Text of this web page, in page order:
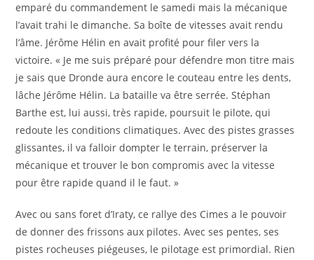
emparé du commandement le samedi mais la mécanique
l’avait trahi le dimanche. Sa boîte de vitesses avait rendu
l’âme. Jérôme Hélin en avait profité pour filer vers la
victoire. « Je me suis préparé pour défendre mon titre mais
je sais que Dronde aura encore le couteau entre les dents,
lâche Jérôme Hélin. La bataille va être serrée. Stéphan
Barthe est, lui aussi, très rapide, poursuit le pilote, qui
redoute les conditions climatiques. Avec des pistes grasses
glissantes, il va falloir dompter le terrain, préserver la
mécanique et trouver le bon compromis avec la vitesse
pour être rapide quand il le faut. »
Avec ou sans foret d’Iraty, ce rallye des Cimes a le pouvoir
de donner des frissons aux pilotes. Avec ses pentes, ses
pistes rocheuses piégeuses, le pilotage est primordial. Rien